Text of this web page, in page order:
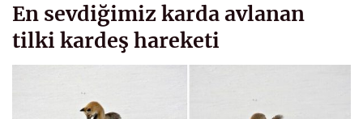
En sevdiğimiz karda avlanan
tilki kardeş hareketi